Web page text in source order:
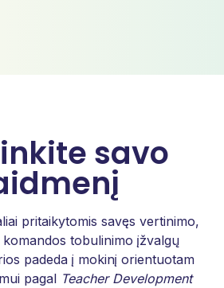
savo
pritaikytomis savęs vertinimo,
tobulinimo įžvalgų
padeda į mokinį orientuotam
pagal Teacher Development